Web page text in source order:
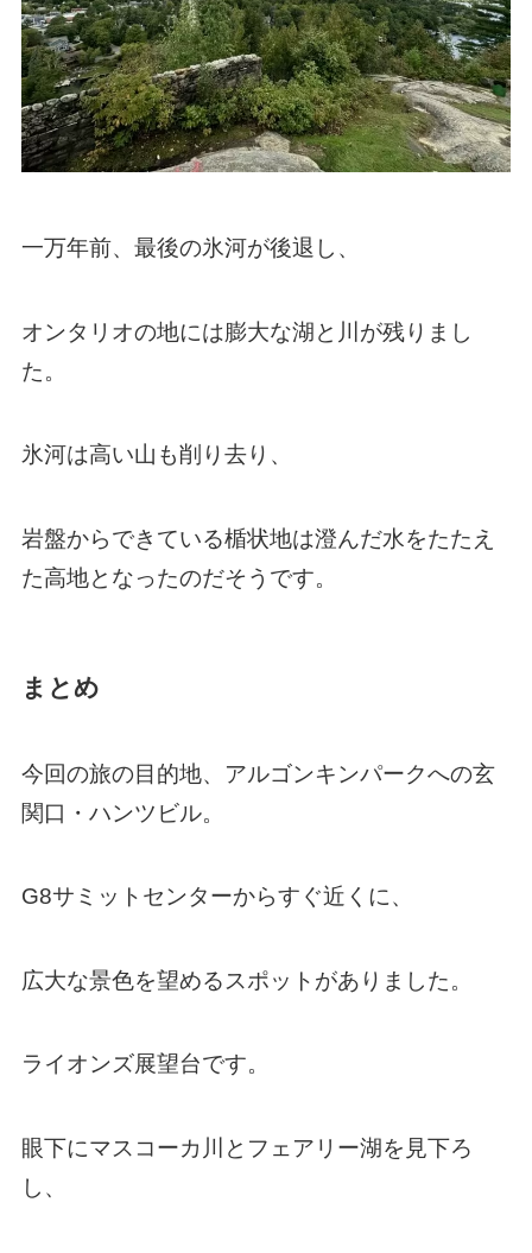
一万年前、最後の氷河が後退し、
オンタリオの地には膨大な湖と川が残りまし
た。
氷河は高い山も削り去り、
岩盤からできている楯状地は澄んだ水をたたえ
た高地となったのだそうです。
まとめ
今回の旅の目的地、アルゴンキンパークへの玄
関口・ハンツビル。
G8サミットセンターからすぐ近くに、
広大な景色を望めるスポットがありました。
ライオンズ展望台です。
眼下にマスコーカ川とフェアリー湖を見下ろ
し、